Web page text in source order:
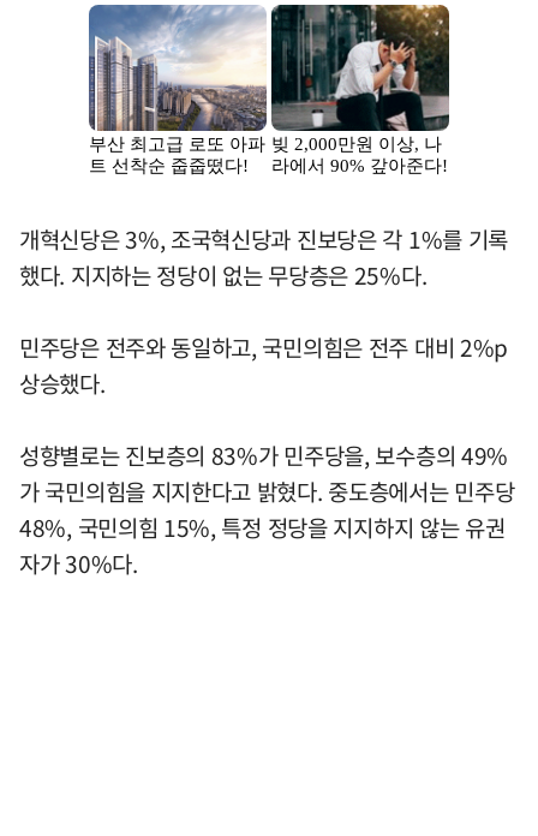
개혁신당은 3%, 조국혁신당과 진보당은 각 1%를 기록
했다. 지지하는 정당이 없는 무당층은 25%다.
민주당은 전주와 동일하고, 국민의힘은 전주 대비 2%p
상승했다.
성향별로는 진보층의 83%가 민주당을, 보수층의 49%
가 국민의힘을 지지한다고 밝혔다. 중도층에서는 민주당
48%, 국민의힘 15%, 특정 정당을 지지하지 않는 유권
자가 30%다.